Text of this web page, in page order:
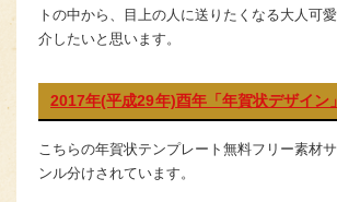
トの中から、目上の人に送りたくなる大人可
介したいと思います。
2017年(平成29年)酉年「年賀状デザイン」
こちらの年賀状テンプレート無料フリー素材
ンル分けされています。